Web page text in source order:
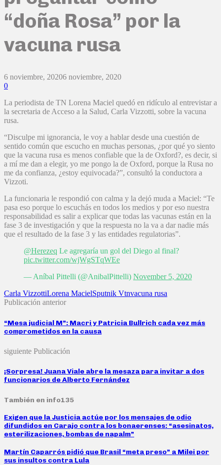
“doña Rosa” por la
vacuna rusa
6 noviembre, 20206 noviembre, 2020
0
La periodista de TN Lorena Maciel quedó en ridículo al entrevistar a
la secretaria de Acceso a la Salud, Carla Vizzotti, sobre la vacuna
rusa.
“Disculpe mi ignorancia, le voy a hablar desde una cuestión de
sentido común que escucho en muchas personas, ¿por qué yo siento
que la vacuna rusa es menos confiable que la de Oxford?, es decir, si
a mí me dan a elegir, yo me pongo la de Oxford, porque la Rusa no
me da confianza, ¿estoy equivocada?”, consultó la conductora a
Vizzoti.
La funcionaria le respondió con calma y la dejó muda a Maciel: “Te
pasa eso porque lo escuchás en todos los medios y por eso nuestra
responsabilidad es salir a explicar que todas las vacunas están en la
fase 3 de investigación y que la respuesta no la va a dar nadie más
que el resultado de la fase 3 y las entidades regulatorias”.
@Herezeq Le agregaría un gol del Diego al final?
pic.twitter.com/wjWgSTqWEe
— Aníbal Pittelli (@AnibalPittelli) November 5, 2020
Carla VizzottiLorena MacielSputnik Vtnvacuna rusa
Publicación anterior
“Mesa judicial M”: Macri y Patricia Bullrich cada vez más
comprometidos en la causa
siguiente Publicación
¡Sorpresa! Juana Viale abre la mesaza para invitar a dos
funcionarios de Alberto Fernández
También en info135
Exigen que la Justicia actúe por los mensajes de odio
difundidos en Carajo contra los bonaerenses: “asesinatos,
esterilizaciones, bombas de napalm”
Martín Caparrós pidió que Brasil “meta preso” a Milei por
sus insultos contra Lula